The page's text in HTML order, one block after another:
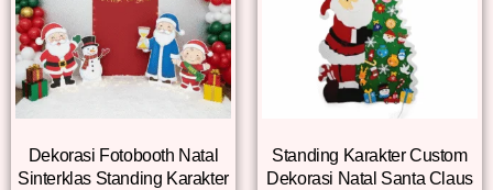
Dekorasi Fotobooth Natal
Sinterklas Standing Karakter
Standing Karakter Custom
Dekorasi Natal Santa Claus